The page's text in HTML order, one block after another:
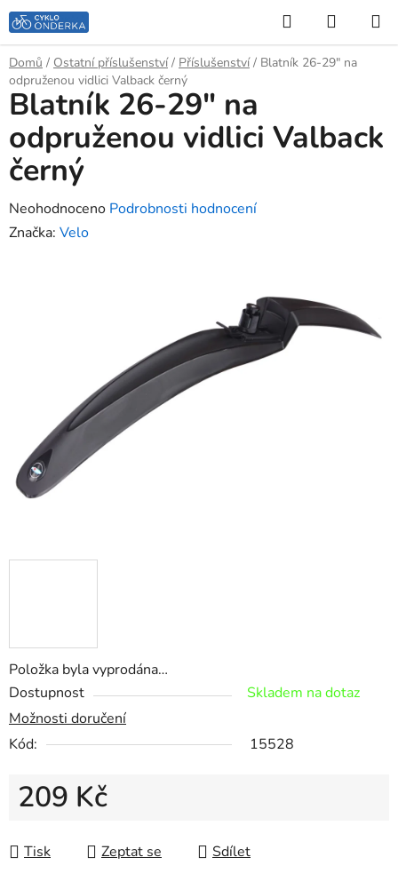
Přejít
na
obsah
Hledat
KOŠÍK
Domů / Ostatní příslušenství / Příslušenství / Blatník 26-29" na
odpruženou vidlici Valback černý
Položka byla vyprodána…
Dostupnost
Skladem na dotaz
Možnosti doručení
Kód:
15528
209 Kč
Tisk
Zeptat se Sdílet
Blatník 26-29" na
odpruženou vidlici Valback
černý
Průměrné
hodnocení
Neohodnoceno Podrobnosti hodnocení
Značka: Velo